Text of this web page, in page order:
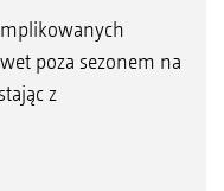
poza sezonem na
z